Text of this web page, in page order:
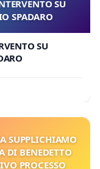
SU
SPADARO
SU
SUPPLICHIAMO
DI BENEDETTO
PROCESSO